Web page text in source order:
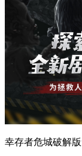
幸存者危城破解